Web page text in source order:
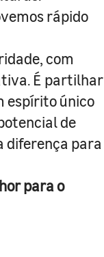
rápido
com
É partilhar
espírito único
de
diferença para
para o